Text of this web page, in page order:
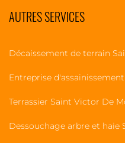
AUTRES SERVICES
Décaissement de terrain
Entreprise
Terrassier Saint Victor De
Dessouchage arbre et haie